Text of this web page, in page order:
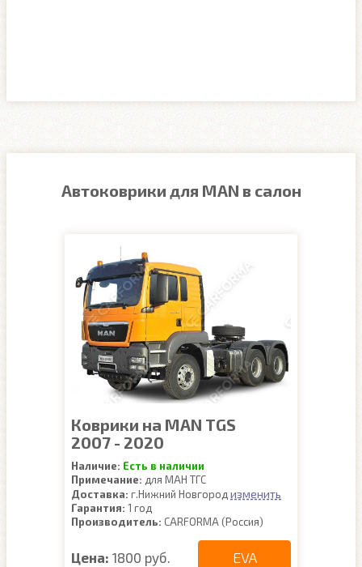
Автоковрики для MAN в салон
Коврики на MAN TGS
2007 - 2020
Наличие: Есть в наличии
Примечание: для МАН ТГС
Доставка: г.Нижний Новгород изменить
Гарантия: 1 год
Производитель: CARFORMA (Россия)
Цена: 1800 руб. EVA